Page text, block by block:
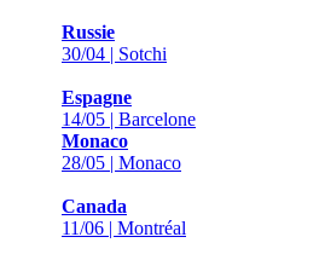
Russie
30/04 | Sotchi
Espagne
14/05 | Barcelone
Monaco
28/05 | Monaco
Canada
11/06 | Montréal